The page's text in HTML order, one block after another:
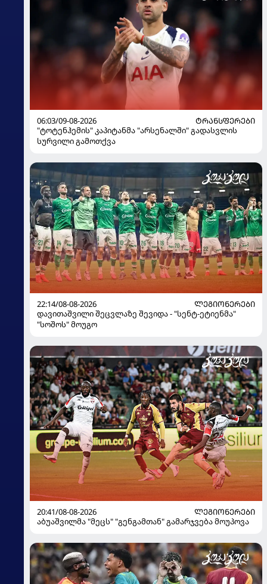
06:03/09-08-2026
ᲢᲠᲐᲜᲡᲤᲔᲠᲔᲑᲘ
"ტოტენჰემის" კაპიტანმა "არსენალში" გადასვლის
სურვილი გამოთქვა
22:14/08-08-2026
ᲚᲔᲒᲘᲝᲜᲔᲠᲔᲑᲘ
დავითაშვილი შეცვლაზე შევიდა - "სენტ-ეტიენმა"
"სოშოს" მოუგო
20:41/08-08-2026
ᲚᲔᲒᲘᲝᲜᲔᲠᲔᲑᲘ
აბუაშვილმა "მეცს" "გენგამთან" გამარჯვება მოუპოვა